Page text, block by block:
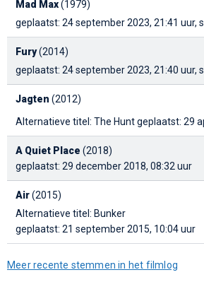
Mad Max(1979)
geplaatst: 24 september 2023, 21:41 uur,
Fury(2014)
geplaatst: 24 september 2023, 21:40 uur,
Jagten (2012)
Alternatieve titel: The Huntgeplaatst: 29
A Quiet Place (2018)
geplaatst: 29 december 2018, 08:32 uur
Air(2015)
Alternatieve titel: Bunker
geplaatst: 21 september 2015, 10:04 uur
Meer recente stemmen in het filmlog